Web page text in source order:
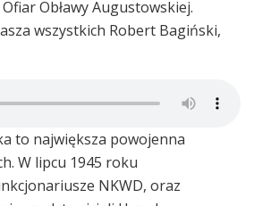
Obławy Augustowskiej.
wszystkich Robert Bagiński,
to największa powojenna
W lipcu 1945 roku
NKWD, oraz